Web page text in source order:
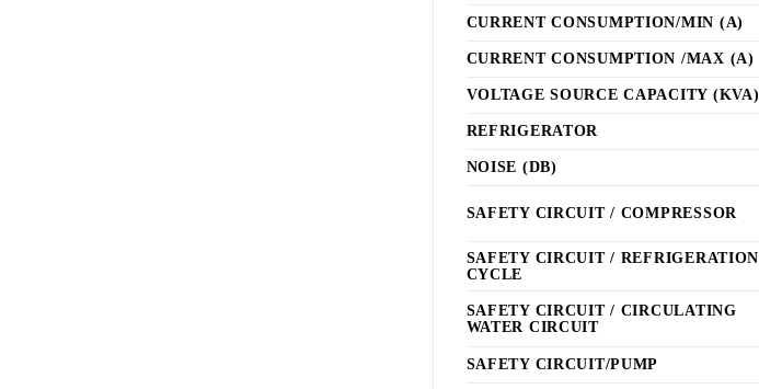
CURRENT CONSUMPTION/MIN (A)
CURRENT CONSUMPTION /MAX (A)
VOLTAGE SOURCE CAPACITY (KVA)
REFRIGERATOR
NOISE (DB)
SAFETY CIRCUIT / COMPRESSOR
SAFETY CIRCUIT / REFRIGERATION
CYCLE
SAFETY CIRCUIT / CIRCULATING
WATER CIRCUIT
SAFETY CIRCUIT/PUMP